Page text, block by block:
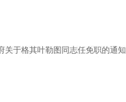
关于格其叶勒图同志任免职的通知